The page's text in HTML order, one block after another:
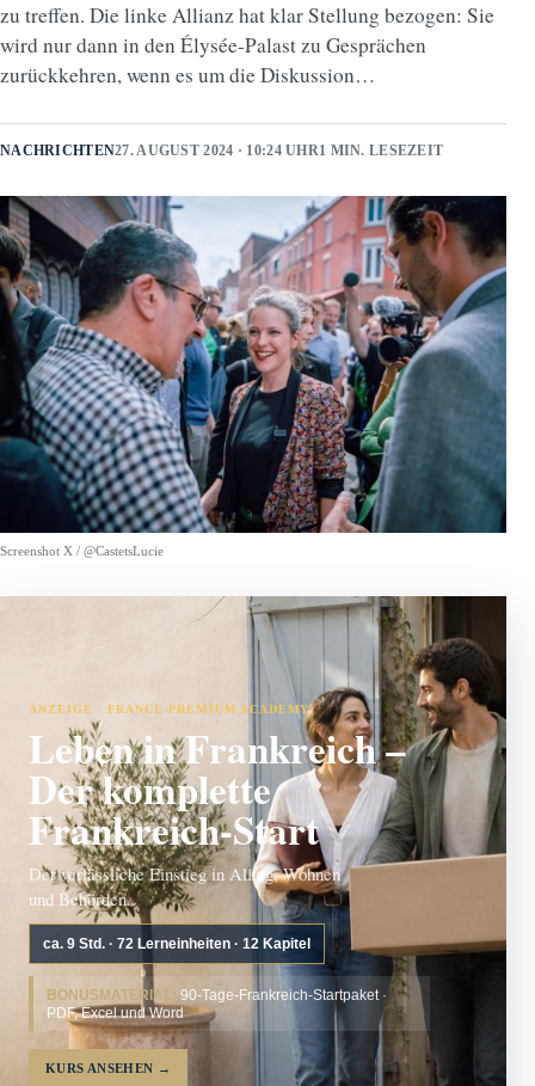
zu treffen. Die linke Allianz hat klar Stellung bezogen: Sie
wird nur dann in den Élysée-Palast zu Gesprächen
zurückkehren, wenn es um die Diskussion…
NACHRICHTEN27. AUGUST 2024 · 10:24 UHR1 MIN. LESEZEIT
Screenshot X / @CastetsLucie
ANZEIGE · FRANCE PREMIUM ACADEMY
Leben in Frankreich –
Der komplette
Frankreich-Start
Der verlässliche Einstieg in Alltag, Wohnen
und Behörden.
ca. 9 Std. · 72 Lerneinheiten · 12 Kapitel
BONUSMATERIAL: 90-Tage-Frankreich-Startpaket ·
PDF, Excel und Word
KURS ANSEHEN →